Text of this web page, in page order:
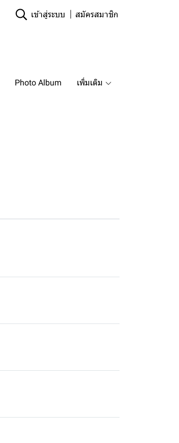
เข้าสู่ระบบ สมัครสมาชิก
Photo Album เพิ่มเติม